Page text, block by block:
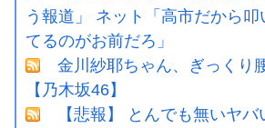
う報道」 ネット「高市だから叩
てるのがお前だろ」
金川紗耶ちゃん、ぎっくり
【乃木坂46】
【悲報】 とんでも無いヤ